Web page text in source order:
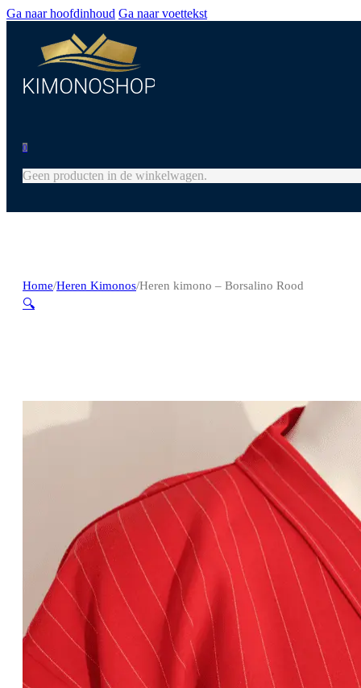
Ga naar hoofdinhoud Ga naar voettekst
0
Geen producten in de winkelwagen.
Home/Heren Kimonos/Heren kimono – Borsalino Rood
🔍